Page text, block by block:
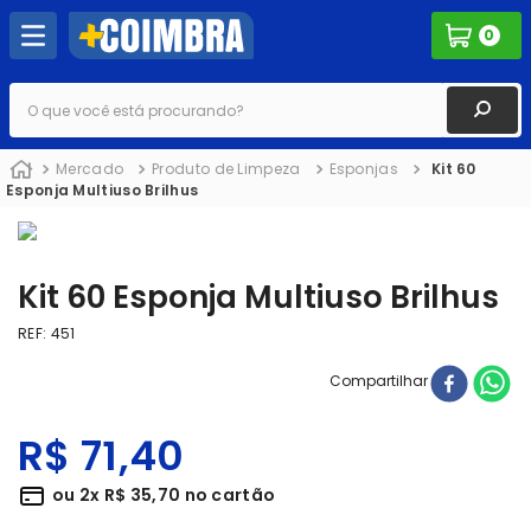
0
O que você está procurando?
Mercado Produto de Limpeza Esponjas
Kit 60
Esponja Multiuso Brilhus
Kit 60 Esponja Multiuso Brilhus
REF: 451
Compartilhar
R$ 71,40
ou 2x R$ 35,70 no cartão